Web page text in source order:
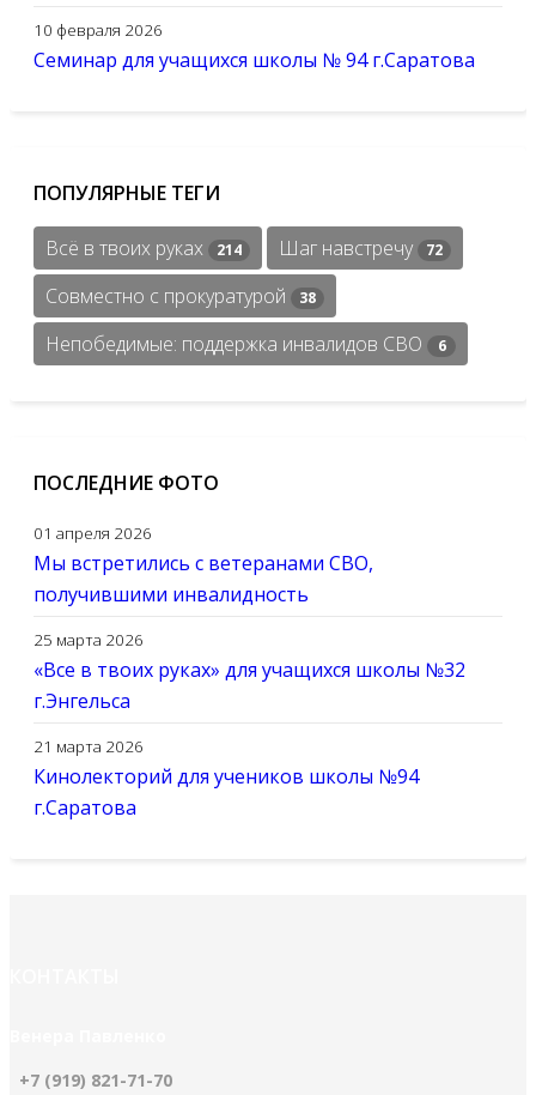
10 февраля 2026
Семинар для учащихся школы № 94 г.Саратова
ПОПУЛЯРНЫЕ ТЕГИ
Всё в твоих руках 214 Шаг навстречу 72
Совместно с прокуратурой 38
Непобедимые: поддержка инвалидов СВО 6
ПОСЛЕДНИЕ ФОТО
01 апреля 2026
Мы встретились с ветеранами СВО,
получившими инвалидность
25 марта 2026
«Все в твоих руках» для учащихся школы №32
г.Энгельса
21 марта 2026
Кинолекторий для учеников школы №94
г.Саратова
+7 (919) 821-71-70